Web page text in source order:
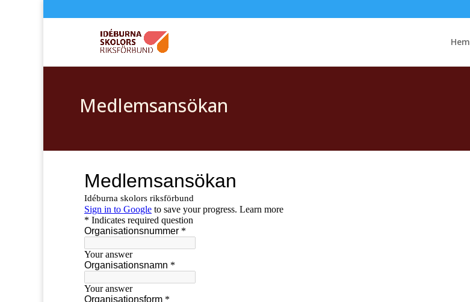
Hem
Medlemsansökan